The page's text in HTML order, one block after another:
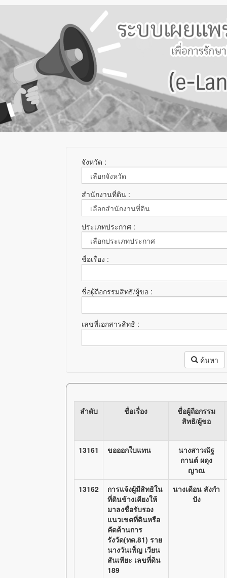
จังหวัด :
สำนักงานที่ดิน :
ประเภทประกาศ :
ชื่อเรื่อง :
ชื่อผู้ถือกรรมสิทธิ/ผู้ขอ :
เลขที่เอกสารสิทธิ :
ค้นหา
ลำดับ ชื่อเรื่อง
ชื่อผู้ถือกรรม
สิทธิ/ผู้ขอ
13161 ขอออกใบแทน
นางสาวณัฐ
กานต์ ผดุง
ญาณ
13162
การแจ้งผู้มีสิทธิใน
ที่ดินข้างเคียงให้
มาลงชื่อรับรอง
แนวเขตที่ดินหรือ
คัดค้านการ
รังวัด(ทด.81) ราย
นางวันเพ็ญ เวียน
สันเทียะ เลขที่ดิน
189
นางเดือน สังกำ
ปัง